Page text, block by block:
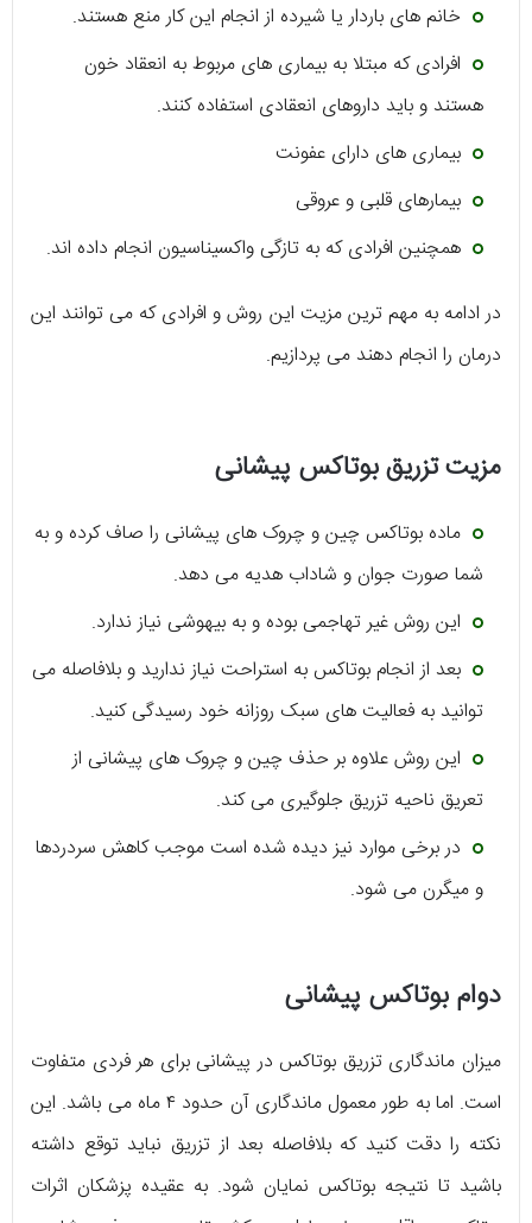
خانم های باردار یا شیرده از انجام این کار منع هستند.
افرادی که مبتلا به بیماری های مربوط به انعقاد خون
هستند و باید داروهای انعقادی استفاده کنند.
بیماری های دارای عفونت
بیمارهای قلبی و عروقی
همچنین افرادی که به تازگی واکسیناسیون انجام داده اند.
در ادامه به مهم ترین مزیت این روش و افرادی که می توانند این
درمان را انجام دهند می پردازیم.
مزیت تزریق بوتاکس پیشانی
ماده بوتاکس چین و چروک های پیشانی را صاف کرده و به
شما صورت جوان و شاداب هدیه می دهد.
این روش غیر تهاجمی بوده و به بیهوشی نیاز ندارد.
بعد از انجام بوتاکس به استراحت نیاز ندارید و بلافاصله می
توانید به فعالیت های سبک روزانه خود رسیدگی کنید.
این روش علاوه بر حذف چین و چروک های پیشانی از
تعریق ناحیه تزریق جلوگیری می کند.
در برخی موارد نیز دیده شده است موجب کاهش سردردها
و میگرن می شود.
دوام بوتاکس پیشانی
میزان ماندگاری تزریق بوتاکس در پیشانی برای هر فردی متفاوت
است. اما به طور معمول ماندگاری آن حدود ۴ ماه می باشد. این
نکته را دقت کنید که بلافاصله بعد از تزریق نباید توقع داشته
باشید تا نتیجه بوتاکس نمایان شود. به عقیده پزشکان اثرات